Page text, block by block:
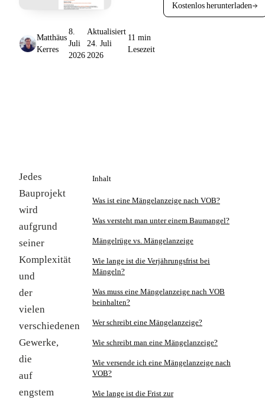
Matthäus
Kerres
8.
Juli
2026
Aktualisiert
24. Juli
2026
11 min
Lesezeit
Kostenlos herunterladen
Jedes
Bauprojekt
wird
aufgrund
seiner
Komplexität
und
der
vielen
verschiedenen
Gewerke,
die
auf
engstem
Inhalt
Was ist eine Mängelanzeige nach VOB?
Was versteht man unter einem Baumangel?
Mängelrüge vs. Mängelanzeige
Wie lange ist die Verjährungsfrist bei
Mängeln?
Was muss eine Mängelanzeige nach VOB
beinhalten?
Wer schreibt eine Mängelanzeige?
Wie schreibt man eine Mängelanzeige?
Wie versende ich eine Mängelanzeige nach
VOB?
Wie lange ist die Frist zur